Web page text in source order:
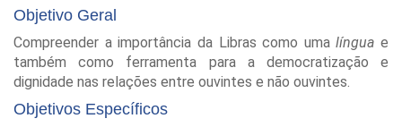
Objetivo Geral
Compreender a importância da Libras como umalíngua e
também como ferramenta para a democratização e
dignidade nas relações entre ouvintes e não ouvintes.
Objetivos Específicos